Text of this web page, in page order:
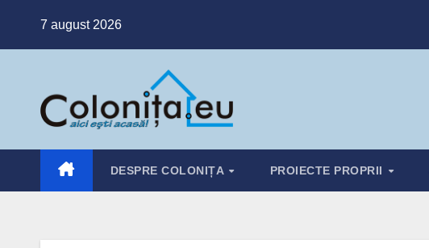
7 august 2026
DESPRE COLONIȚA PROIECTE PROPRII